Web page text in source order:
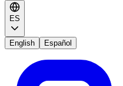
ES
English Español